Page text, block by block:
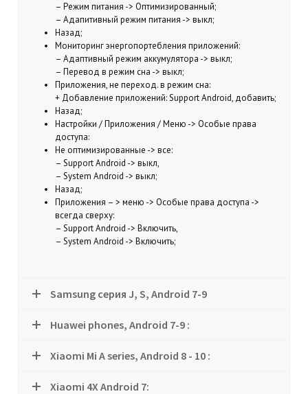
– Режим питания -> Оптимизированный;
– Адапитивный режим питания -> выкл;
Назад;
Мониторинг энергопортебления приложений:
– Адаптивный режим аккумулятора -> выкл;
– Перевод в режим сна -> выкл;
Приложения, не переход. в режим сна:
+ Добавление приложений: Support Android, добавить;
Назад;
Настройки / Приложения / Меню -> Особые права
доступа:
Не оптимизированные -> все:
– Support Android -> выкл,
– System Android -> выкл;
Назад;
Приложения – > меню -> Особые права доступа ->
всегда сверху:
– Support Android -> Включить,
– System Android -> Включить;
Samsung серия J, S, Android 7-9
Huawei phones, Android 7-9 :
Xiaomi Mi A series, Android 8 - 10 :
Xiaomi 4X Android 7: